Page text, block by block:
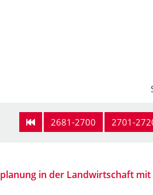
2681-2700 2701-
in der Landwirtschaft mit